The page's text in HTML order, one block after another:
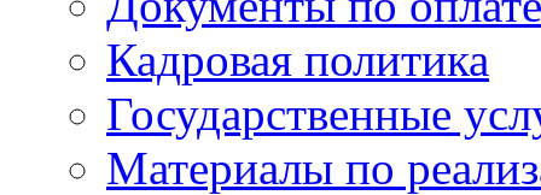
Кадровая политика
Государственные
Материалы по